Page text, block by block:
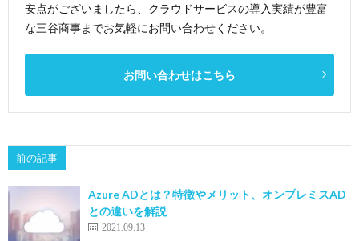
安点がございましたら、クラウドサービスの導入実績が豊富
な三谷商事までお気軽にお問い合わせください。
お問い合わせはこちら
前の記事
Azure ADとは？特徴やメリット、オンプレミスAD
との違いを解説
2021.09.13